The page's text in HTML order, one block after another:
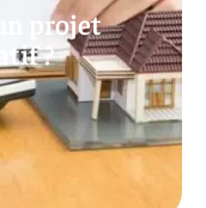
projet
?